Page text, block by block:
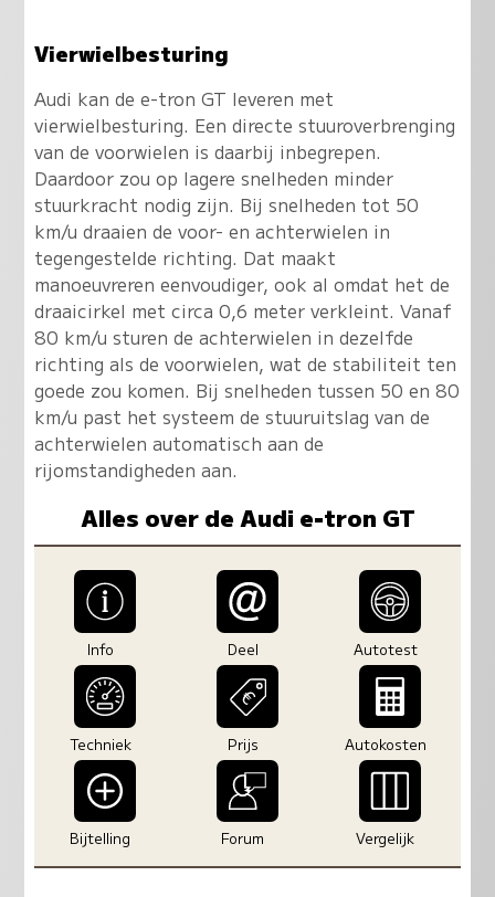
Vierwielbesturing
Audi kan de e-tron GT leveren met
vierwielbesturing. Een directe stuuroverbrenging
van de voorwielen is daarbij inbegrepen.
Daardoor zou op lagere snelheden minder
stuurkracht nodig zijn. Bij snelheden tot 50
km/u draaien de voor- en achterwielen in
tegengestelde richting. Dat maakt
manoeuvreren eenvoudiger, ook al omdat het de
draaicirkel met circa 0,6 meter verkleint. Vanaf
80 km/u sturen de achterwielen in dezelfde
richting als de voorwielen, wat de stabiliteit ten
goede zou komen. Bij snelheden tussen 50 en 80
km/u past het systeem de stuuruitslag van de
achterwielen automatisch aan de
rijomstandigheden aan.
Alles over de Audi e-tron GT
Info Deel Autotest
Techniek Prijs Autokosten
Bijtelling Forum Vergelijk